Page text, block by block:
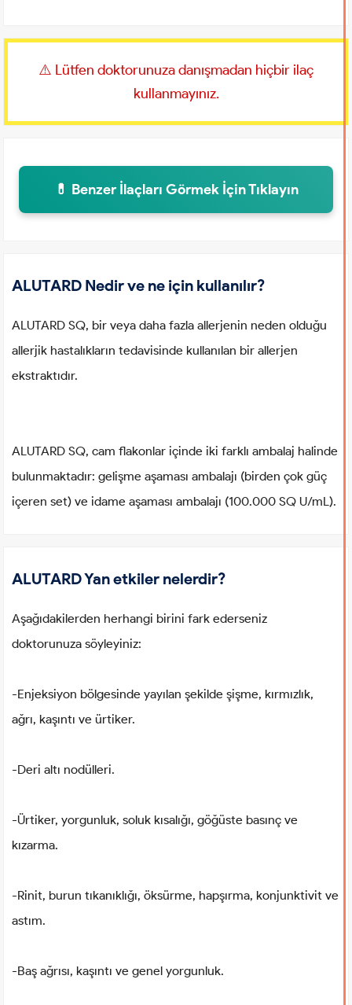
⚠️ Lütfen doktorunuza danışmadan hiçbir ilaç
kullanmayınız.
💊 Benzer İlaçları Görmek İçin Tıklayın
ALUTARD Nedir ve ne için kullanılır?
ALUTARD SQ, bir veya daha fazla allerjenin neden olduğu
allerjik hastalıkların tedavisinde kullanılan bir allerjen
ekstraktıdır.
ALUTARD SQ, cam flakonlar içinde iki farklı ambalaj halinde
bulunmaktadır: gelişme aşaması ambalajı (birden çok güç
içeren set) ve idame aşaması ambalajı (100.000 SQ U/mL).
ALUTARD Yan etkiler nelerdir?
Aşağıdakilerden herhangi birini fark ederseniz
doktorunuza söyleyiniz:
-Enjeksiyon bölgesinde yayılan şekilde şişme, kırmızlık,
ağrı, kaşıntı ve ürtiker.
-Deri altı nodülleri.
-Ürtiker, yorgunluk, soluk kısalığı, göğüste basınç ve
kızarma.
-Rinit, burun tıkanıklığı, öksürme, hapşırma, konjunktivit ve
astım.
-Baş ağrısı, kaşıntı ve genel yorgunluk.